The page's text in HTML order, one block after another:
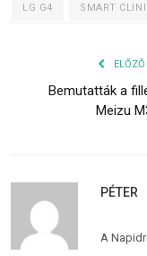
LG G4 SMART
Bemutatták a
Meizu
PÉTER
A